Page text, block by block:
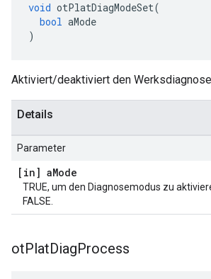
void otPlatDiagModeSet(
bool aMode
)
Aktiviert/deaktiviert den
Details
Parameter
[in] aMode
TRUE, um den Diagnosemodus zu
FALSE.
otPlatDiagProcess